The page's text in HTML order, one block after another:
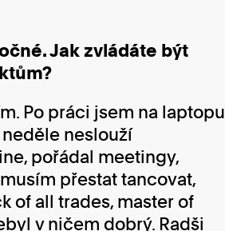
Jak zvládáte být
Po práci jsem na laptopu
neslouží
pořádal meetingy,
přestat tancovat,
of all trades, master of
v ničem dobrý. Radši